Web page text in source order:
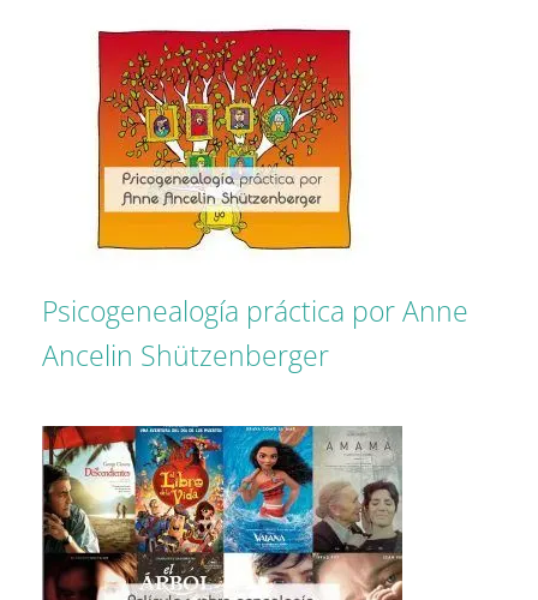
Psicogenealogía práctica por Anne
Ancelin Shützenberger